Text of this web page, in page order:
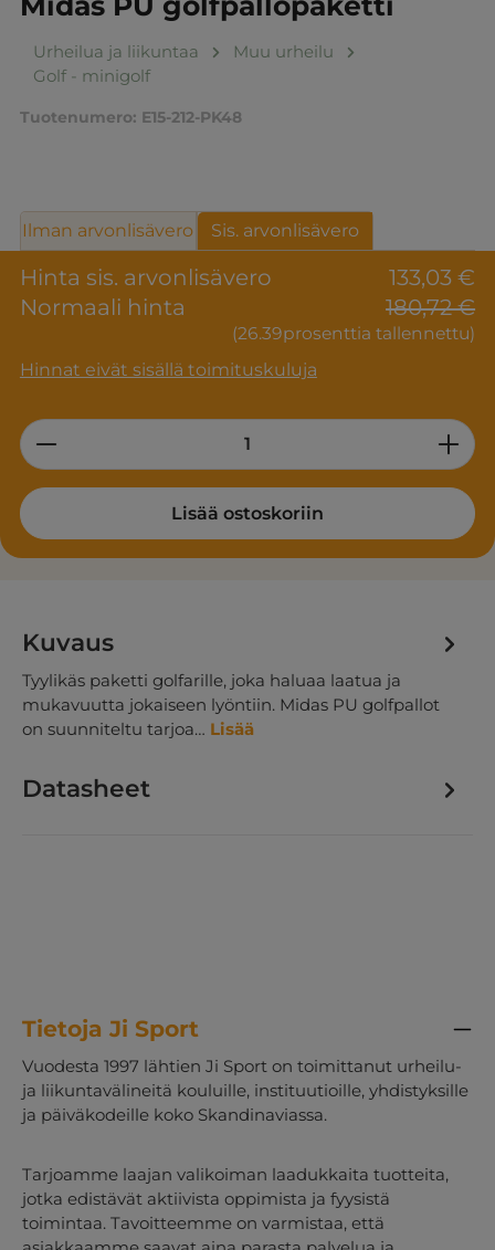
Urheilua ja liikuntaa
Muu urheilu
Golf - minigolf
Tuotenumero: E15-212-PK48
Hinta sis. arvonlisävero
133,03 €
Normaali hinta
180,72 €
(26.39prosenttia tallennettu)
Hinnat eivät sisällä toimituskuluja
Ilman arvonlisävero Sis. arvonlisävero
Product Quantity: Enter the desired
Lisää ostoskoriin
Kuvaus
Tyylikäs paketti golfarille, joka haluaa laatua ja
mukavuutta jokaiseen lyöntiin. Midas PU golfpallot
on suunniteltu tarjoa… Lisää
Datasheet
Tietoja Ji Sport
Vuodesta 1997 lähtien Ji Sport on toimittanut urheilu-
ja liikuntavälineitä kouluille, instituutioille, yhdistyksille
ja päiväkodeille koko Skandinaviassa.
Tarjoamme laajan valikoiman laadukkaita tuotteita,
jotka edistävät aktiivista oppimista ja fyysistä
toimintaa. Tavoitteemme on varmistaa, että